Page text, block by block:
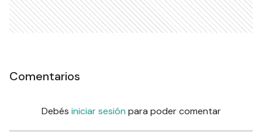
Comentarios
Debés iniciar sesión para poder comentar